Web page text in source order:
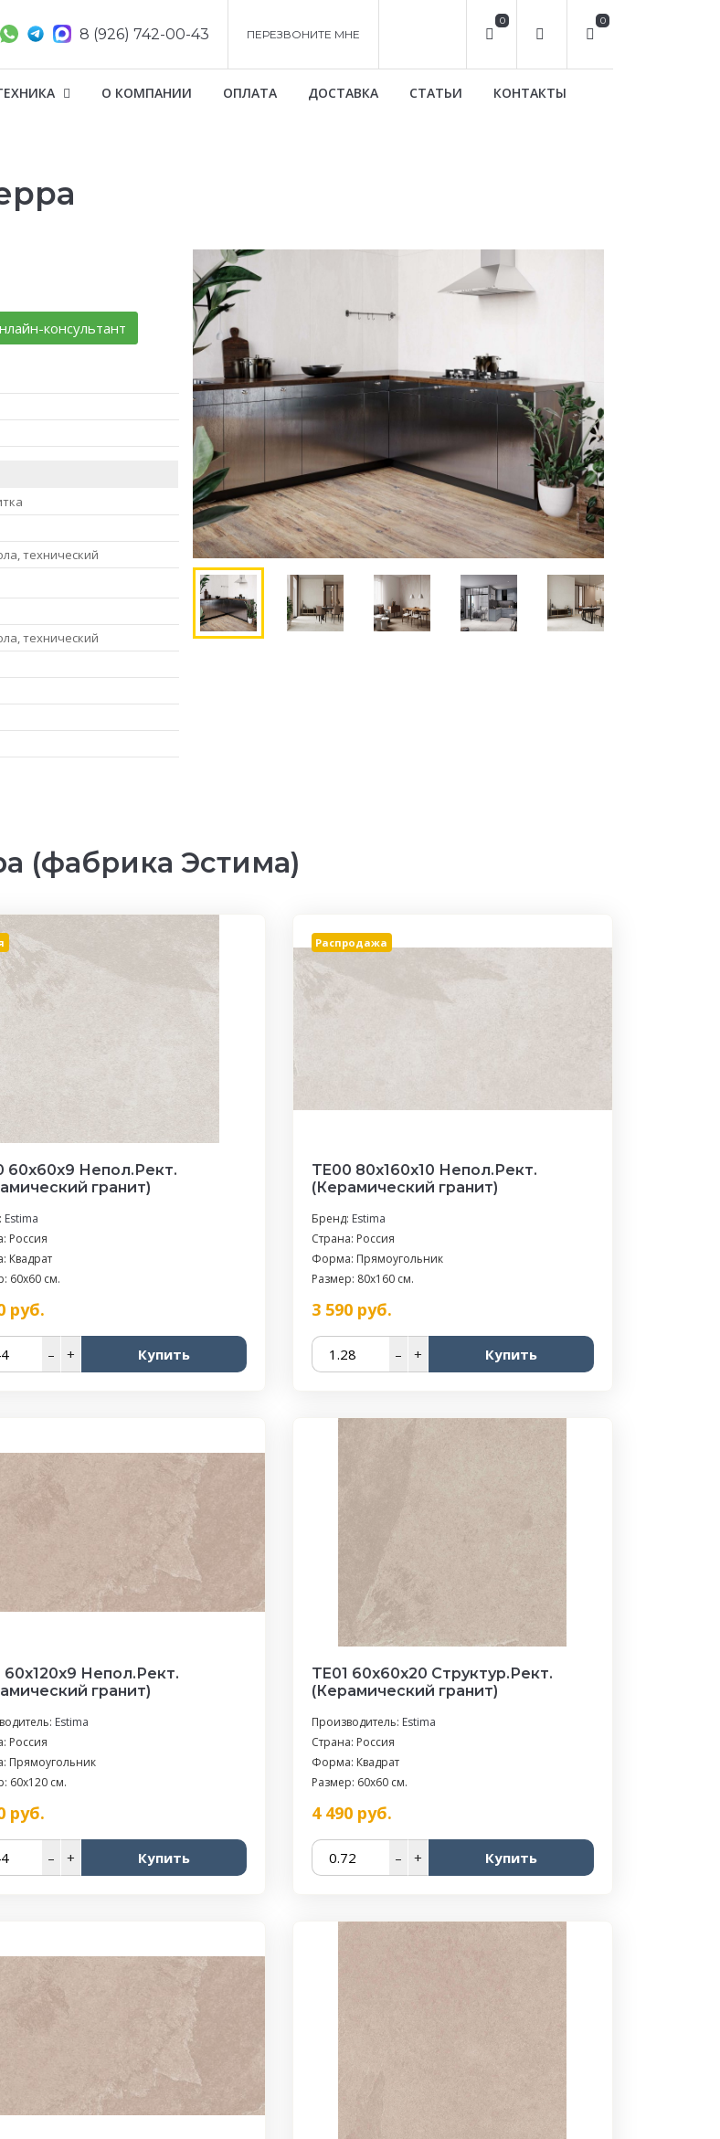
8 (926) 742-00-43 ПЕРЕЗВОНИТЕ МНЕ
0 0
О КОМПАНИИ ОПЛАТА ДОСТАВКА СТАТЬИ КОНТАКТЫ
консультант
технический
технический
(фабрика Эстима)
60x60x9 Непол.Рект.
гранит)
Estima
Россия
Квадрат
60x60 см.
руб.
– + Купить
Распродажа
TE00 80x160x10 Непол.Рект.
(Керамический гранит)
Бренд: Estima
Страна: Россия
Форма: Прямоугольник
Размер: 80x160 см.
3 590руб.
– + Купить
60x120x9 Непол.Рект.
гранит)
Estima
Россия
Прямоугольник
60x120 см.
руб.
– + Купить
TE01 60x60x20 Структур.Рект.
(Керамический гранит)
Производитель: Estima
Страна: Россия
Форма: Квадрат
Размер: 60x60 см.
4 490руб.
– + Купить